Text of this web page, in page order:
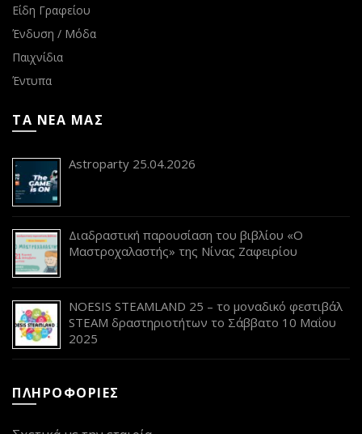
Είδη Γραφείου
Ένδυση / Μόδα
Παιχνίδια
Έντυπα
ΤΑ ΝΕΑ ΜΑΣ
Astroparty 25.04.2026
Διαδραστική παρουσίαση του βιβλίου «Ο
Μαστροχαλαστής» της Νίνας Ζαφειρίου
NOESIS STEAMLAND 25 – το μοναδικό φεστιβάλ
STEAM δραστηριοτήτων το Σάββατο 10 Μαΐου
2025
ΠΛΗΡΟΦΟΡΙΕΣ